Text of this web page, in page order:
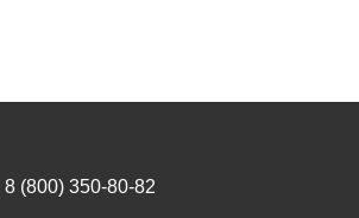
8 (800) 350-80-82